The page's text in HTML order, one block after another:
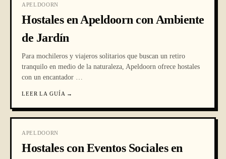
APELDOORN
Hostales en Apeldoorn con Ambiente
de Jardín
Para mochileros y viajeros solitarios que buscan un retiro
tranquilo en medio de la naturaleza, Apeldoorn ofrece hostales
con un encantador …
LEER LA GUÍA →
APELDOORN
Hostales con Eventos Sociales en